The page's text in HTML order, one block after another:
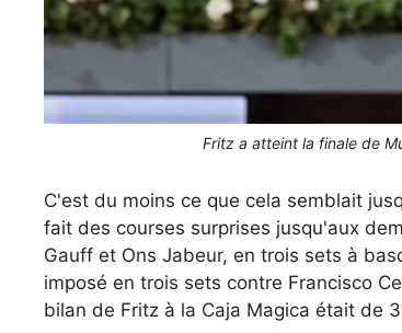
Fritz a atteint la finale de
C'est du moins ce que cela semblait
fait des courses surprises jusqu'aux
Gauff et Ons Jabeur, en trois sets à
imposé en trois sets contre Francisco
bilan de Fritz à la Caja Magica était de